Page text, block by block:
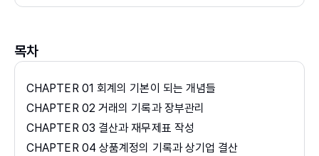
and stock return> 등이 있다.
목차
CHAPTER 01 회계의 기본이 되는 개념들
CHAPTER 02 거래의 기록과 장부관리
CHAPTER 03 결산과 재무제표 작성
CHAPTER 04 상품계정의 기록과 상기업 결산